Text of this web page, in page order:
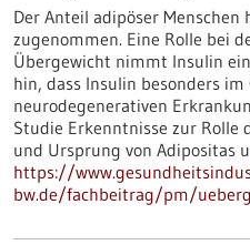
Der Anteil adipöser
zugenommen. Eine Rolle bei
Übergewicht nimmt Insulin
hin, dass Insulin besonders
neurodegenerativen
Studie Erkenntnisse zur Rolle
und Ursprung von Adipositas
https://
bw.de/fachbeitrag/pm/